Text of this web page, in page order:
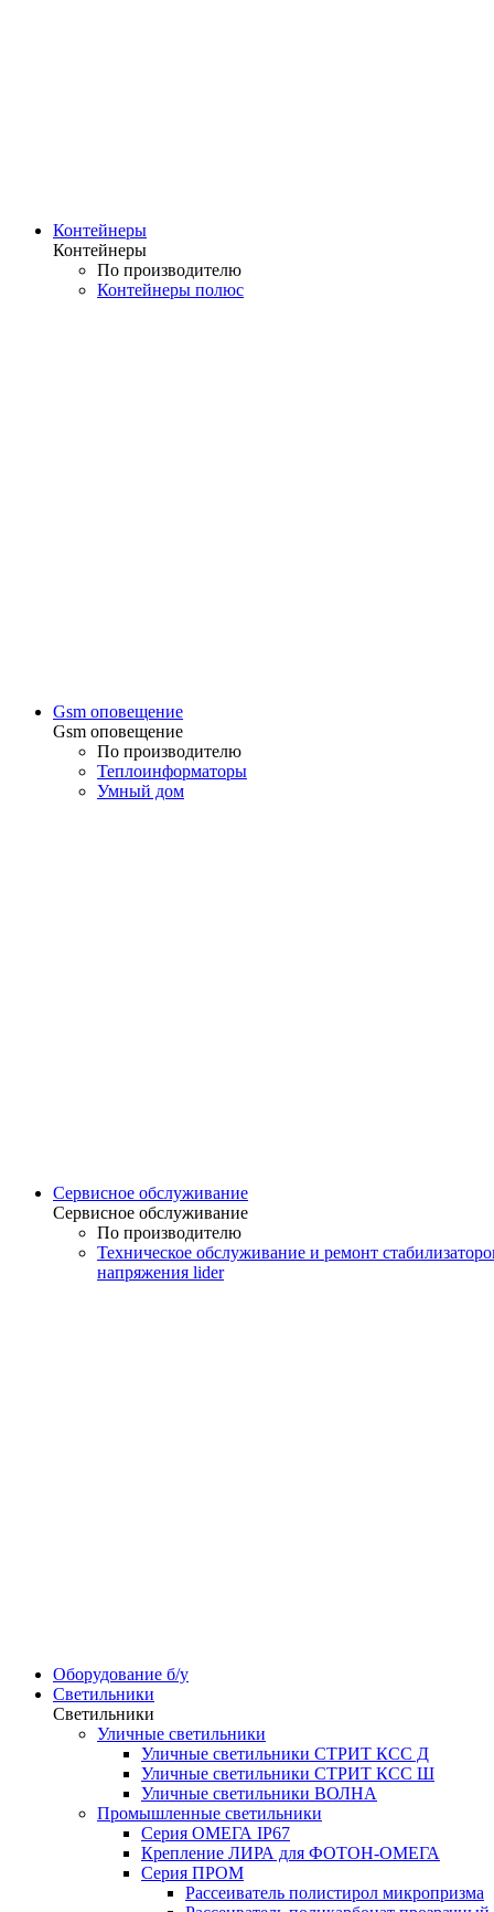
Контейнеры
Контейнеры
По производителю
Контейнеры полюс
Gsm оповещение
Gsm оповещение
По производителю
Теплоинформаторы
Умный дом
Сервисное обслуживание
Сервисное обслуживание
По производителю
Техническое обслуживание и ремонт
напряжения lider
Оборудование б/у
Светильники
Светильники
Уличные светильники
Уличные светильники СТРИТ КСС Д
Уличные светильники СТРИТ КСС Ш
Уличные светильники ВОЛНА
Промышленные светильники
Серия ОМЕГА IP67
Крепление ЛИРА для ФОТОН-ОМЕГА
Серия ПРОМ
Рассеиватель полистирол микропризма